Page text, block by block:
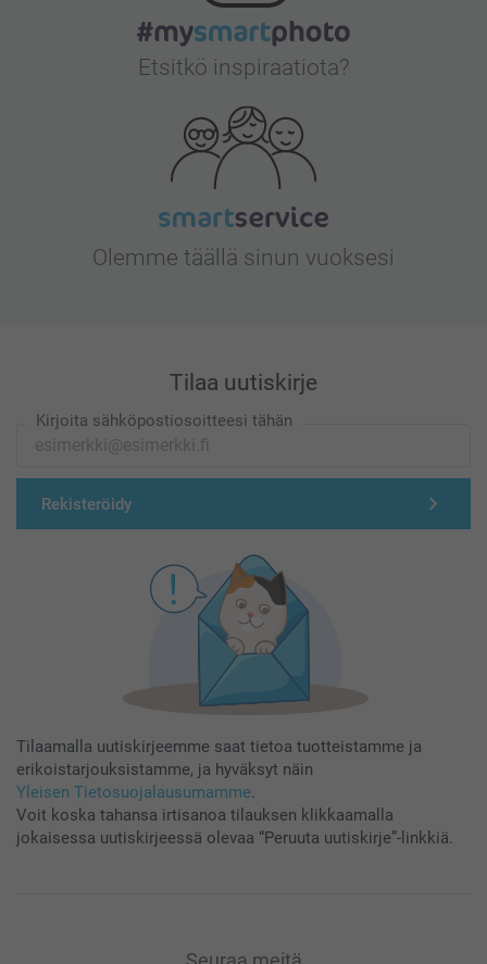
Etsitkö inspiraatiota?
Olemme täällä sinun vuoksesi
Tilaa uutiskirje
Kirjoita sähköpostiosoitteesi tähän
Rekisteröidy
Tilaamalla uutiskirjeemme saat tietoa tuotteistamme ja
erikoistarjouksistamme, ja hyväksyt näin
Yleisen Tietosuojalausumamme.
Voit koska tahansa irtisanoa tilauksen klikkaamalla
jokaisessa uutiskirjeessä olevaa “Peruuta uutiskirje”-linkkiä.